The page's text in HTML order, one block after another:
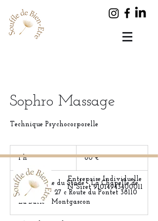
Sophro Massage
Technique Psychocorporelle
1 h1
euros
60 €
149 Avenue du Stade - La Chapelle de
la Tour
|
27 c Route du Pontet 38110
La Bâtie - Montgascon
Entreprise Individuelle
N°Siret 91014943400011